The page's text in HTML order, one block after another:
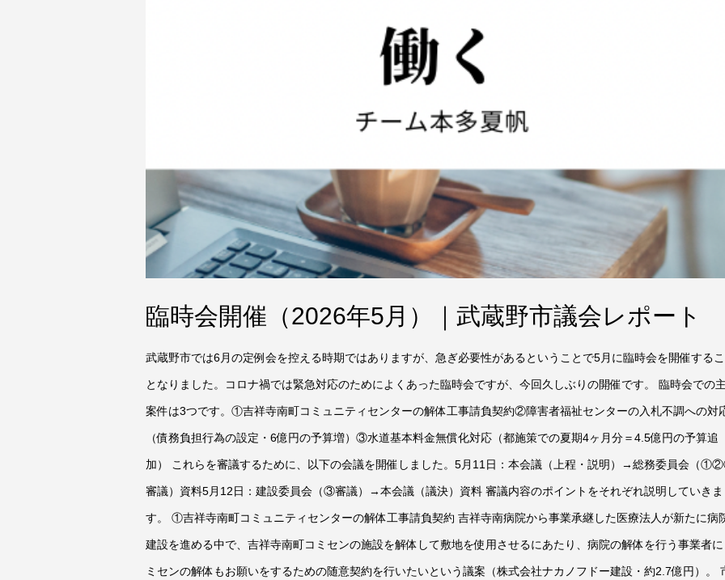
臨時会開催（2026年5月）｜武蔵野市議会レポート
武蔵野市では6月の定例会を控える時期ではありますが、急ぎ必要性があるということで5月に臨時会を開催する
となりました。コロナ禍では緊急対応のためによくあった臨時会ですが、今回久しぶりの開催です。 臨時会での
案件は3つです。①吉祥寺南町コミュニティセンターの解体工事請負契約②障害者福祉センターの入札不調への対
（債務負担行為の設定・6億円の予算増）③水道基本料金無償化対応（都施策での夏期4ヶ月分＝4.5億円の予算追
加） これらを審議するために、以下の会議を開催しました。5月11日：本会議（上程・説明）→総務委員会（
審議）資料5月12日：建設委員会（③審議）→本会議（議決）資料 審議内容のポイントをそれぞれ説明していきま
す。 ①吉祥寺南町コミュニティセンターの解体工事請負契約 吉祥寺南病院から事業承継した医療法人が新たに病
建設を進める中で、吉祥寺南町コミセンの施設を解体して敷地を使用させるにあたり、病院の解体を行う事業者
ミセンの解体もお願いをするための随意契約を行いたいという議案（株式会社ナカノフドー建設・約2.7億円）。